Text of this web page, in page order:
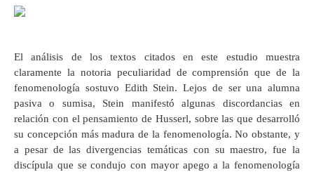
El análisis de los textos citados en este estudio muestra
claramente la notoria peculiaridad de comprensión que de la
fenomenología sostuvo Edith Stein. Lejos de ser una alumna
pasiva o sumisa, Stein manifestó algunas discordancias en
relación con el pensamiento de Husserl, sobre las que desarrolló
su concepción más madura de la fenomenología. No obstante, y
a pesar de las divergencias temáticas con su maestro, fue la
discípula que se condujo con mayor apego a la fenomenología